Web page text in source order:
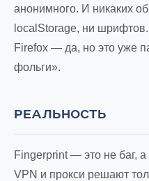
анонимного. И никаких
localStorage, ни
Firefox — да, но это уже
фольги».
РЕАЛЬНОСТЬ
Fingerprint — это не баг,
VPN и прокси решают